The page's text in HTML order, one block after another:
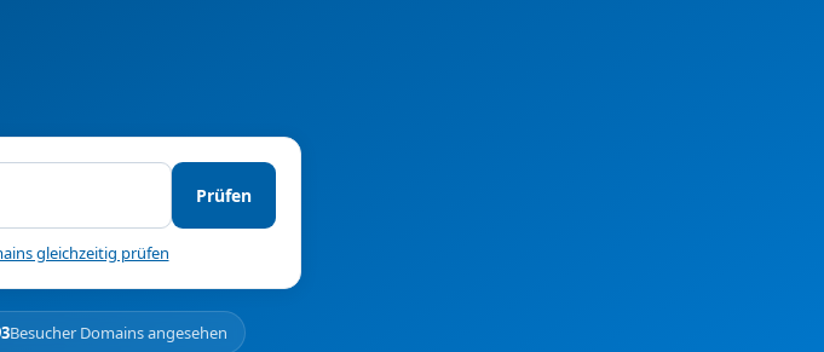
Prüfen
gleichzeitig prüfen
Besucher Domains angesehen